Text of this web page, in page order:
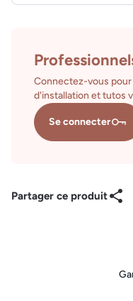
Connectez-vous
d'installation et tutos
Se connecter
Partager ce produit